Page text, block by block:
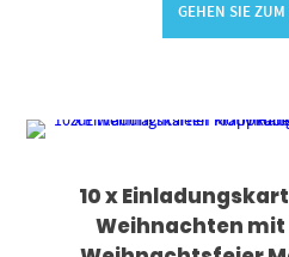
GEHEN SIE
10 x
Weihnachten